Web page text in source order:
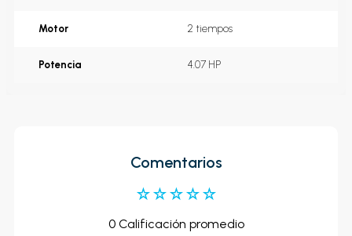
Motor 2 tiempos
Potencia 4.07 HP
Comentarios
☆☆☆☆☆
0 Calificación promedio